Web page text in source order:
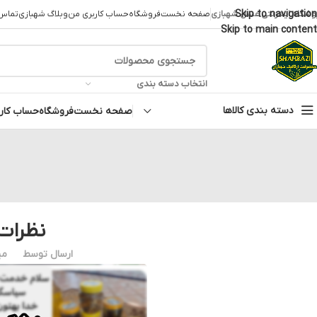
Skip to navigation
Skip to main content
اینترنتی عسل شهبازیصفحه نخستفروشگاهحساب کاربری منوبلاگ شهبازی
انتخاب دسته بندی
دسته بندی کالاها صفحه نخستفروشگاهحساب
ارسال توسط